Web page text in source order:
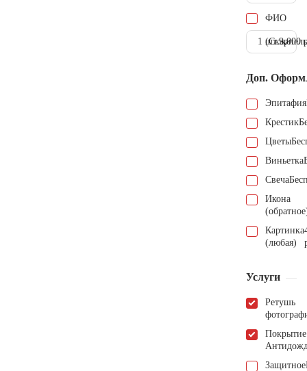
ФИО
1 шт.9.000
Доп.
Эпитафия
Крестик
Цветы
Виньетка
Свеча
Икона
Картинка
(любая)
Услуги
Ретушь
Покрытие
Защитное